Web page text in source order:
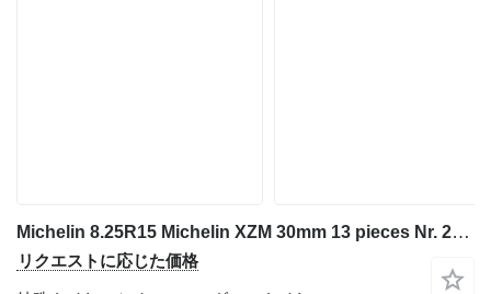
Michelin 8.25R15 Michelin XZM 30mm 13 pieces Nr. 2367
リクエストに応じた価格